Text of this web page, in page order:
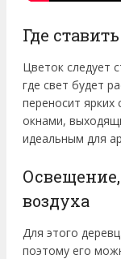
Где ставить
Цветок следует
где свет будет
переносит
окнами,
идеальным для
воздуха
Для этого
поэтому его